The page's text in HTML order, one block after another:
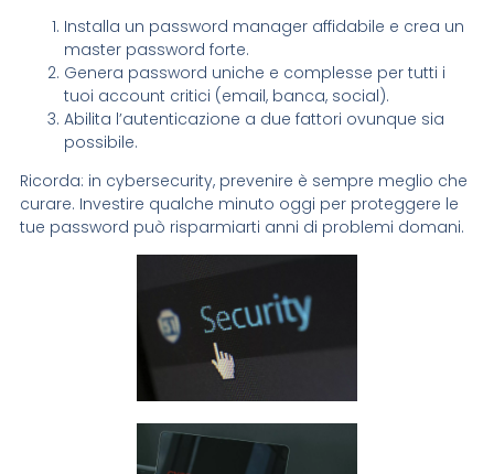
Installa un password manager affidabile e crea un
master password forte.
Genera password uniche e complesse per tutti i
tuoi account critici (email, banca, social).
Abilita l’autenticazione a due fattori ovunque sia
possibile.
Ricorda: in cybersecurity, prevenire è sempre meglio che
curare. Investire qualche minuto oggi per proteggere le
tue password può risparmiarti anni di problemi domani.